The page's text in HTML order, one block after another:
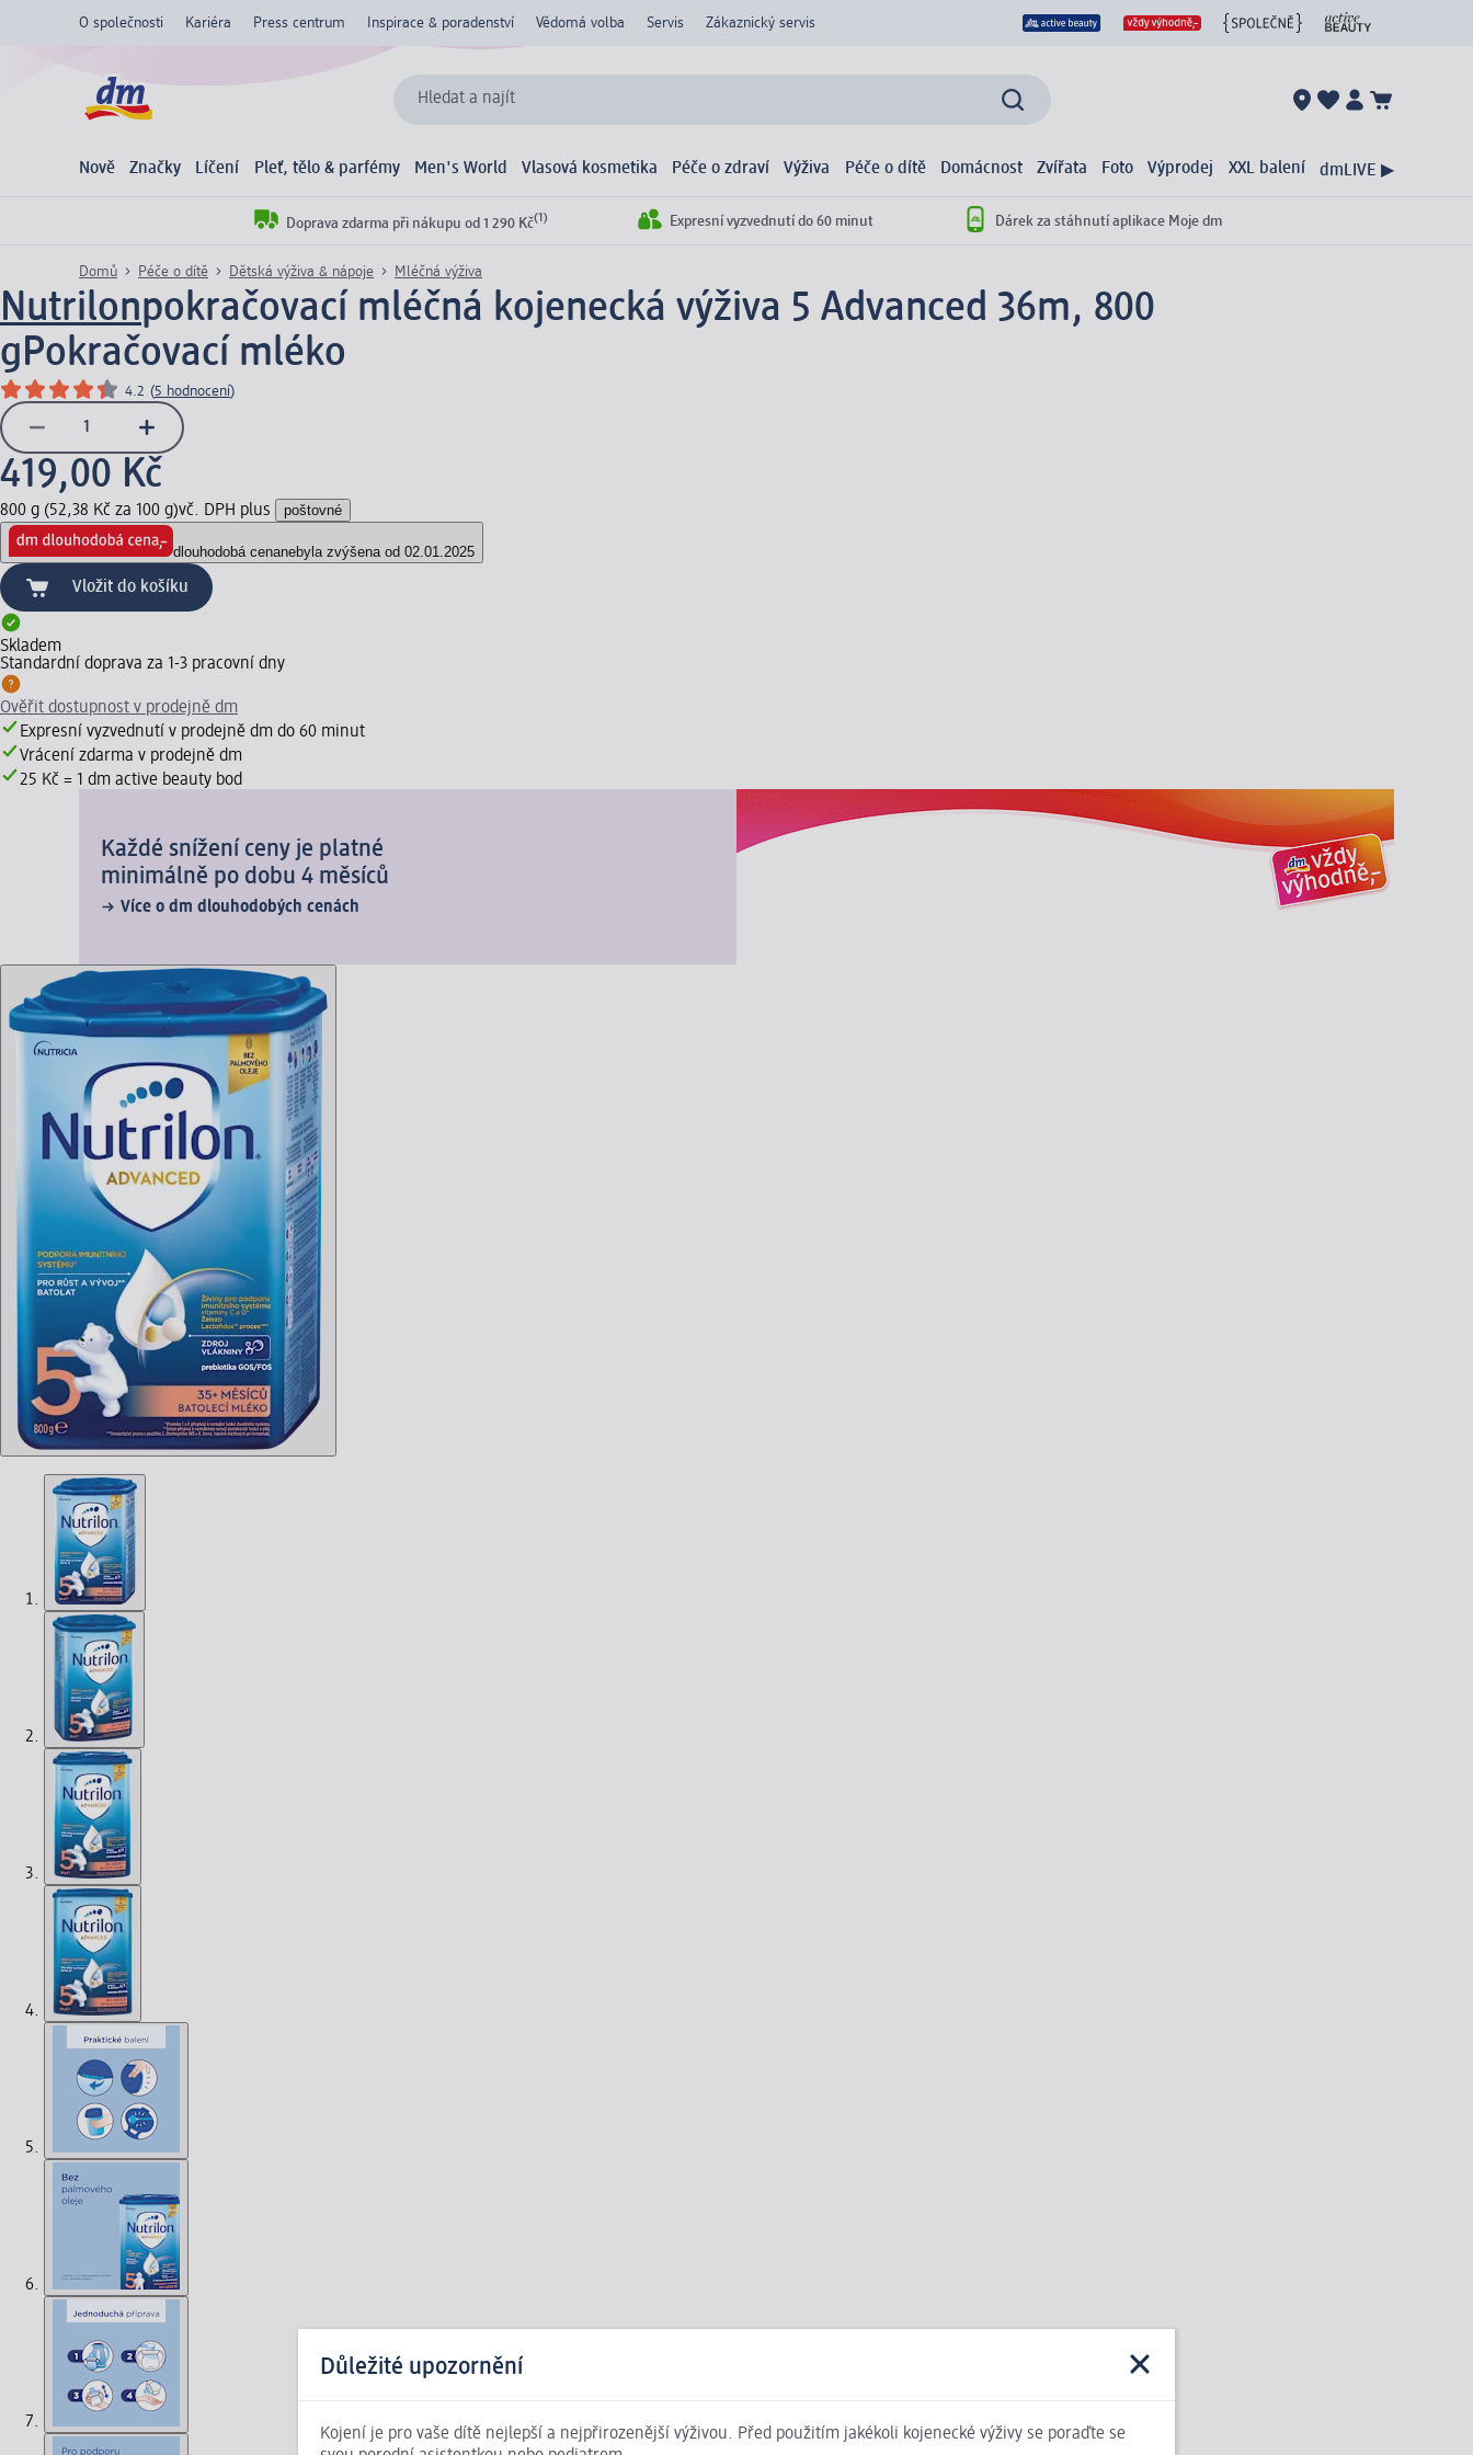
O společnosti Kariéra Press centrum Inspirace & poradenství Vědomá volba Servis Zákaznický servis
Hledat a najít
Nově Značky Líčení Pleť, tělo & parfémy Men's World Vlasová kosmetika Péče o zdraví Výživa Péče o dítě Domácnost Zvířata Foto Výprodej XXL balení dmLIVE ▶
Doprava zdarma při nákupu od 1 290 Kč(1) Expresní vyzvednutí do 60 minut Dárek za stáhnutí aplikace Moje dm
Domů Péče o dítě Dětská výživa & nápoje Mléčná výživa
Nutrilonpokračovací mléčná kojenecká výživa 5 Advanced 36m, 800
gPokračovací mléko
4.2 (5 hodnocení)
419,00 Kč
800 g (52,38 Kč za 100 g)vč. DPH plus poštovné
dlouhodobá cenanebyla zvýšena od 02.01.2025
Vložit do košíku
Skladem
Standardní doprava za 1-3 pracovní dny
Ověřit dostupnost v prodejně dm
Expresní vyzvednutí v prodejně dm do 60 minut
Vrácení zdarma v prodejně dm
25 Kč = 1 dm active beauty bod
Každé snížení ceny je platné
minimálně po dobu 4 měsíců
Více o dm dlouhodobých cenách
Důležité upozornění
Kojení je pro vaše dítě nejlepší a nejpřirozenější výživou. Před použitím jakékoli kojenecké výživy se poraďte se